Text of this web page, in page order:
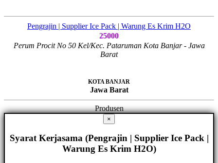
Pengrajin | Supplier Ice Pack | Warung Es Krim H2O
25000
Perum Procit No 50 Kel/Kec. Pataruman Kota Banjar - Jawa
Barat
KOTA BANJAR
Jawa Barat
Produsen
×
Syarat Kerjasama (Pengrajin | Supplier Ice Pack |
Warung Es Krim H2O)